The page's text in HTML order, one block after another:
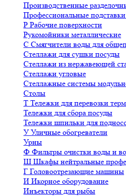
Производственные
Профессиональные
Р Рабочие поверхности
Рукомойники металлические
С Смягчители воды для
Стеллажи для сушки посуды
Стеллажи из нержавеющей
Стеллажи угловые
Стеллажные системы
Столы
Т Тележки для перевозки
Тележки для сбора посуды
Тележки шпильки для
У Уличные обогреватели
Урны
Ф Фильтры очистки воды и
Ш Шкафы нейтральные
Г Головоотрезающие машины
И Икорное оборудование
Инъекторы для рыбы